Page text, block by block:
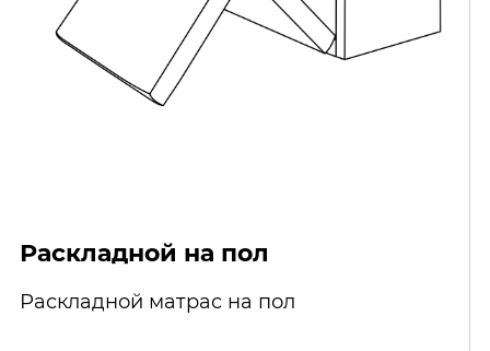
Раскладной на пол
Раскладной матрас на пол